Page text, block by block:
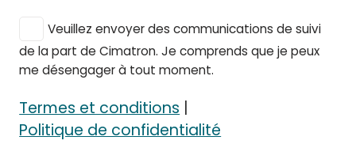
Veuillez envoyer des communications de suivi
de la part de Cimatron. Je comprends que je peux
me désengager à tout moment.
Termes et conditions|
Politique de confidentialité